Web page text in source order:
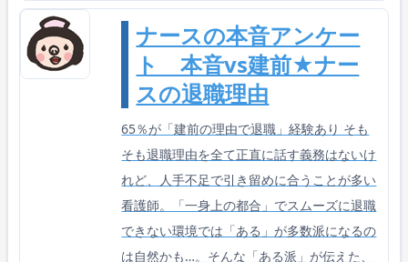
ナースの本音アンケー
ト 本音vs建前★ナー
スの退職理由
65％が「建前の理由で退職」経験あり そも
そも退職理由を全て正直に話す義務はないけ
れど、人手不足で引き留めに合うことが多い
看護師。「一身上の都合」でスムーズに退職
できない環境では「ある」が多数派になるの
は自然かも…。そんな「ある派」が伝えた、